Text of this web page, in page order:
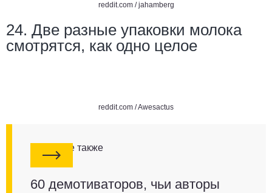
reddit.com /jahamberg
24. Две разные упаковки молока
смотрятся, как одно целое
reddit.com /Awesactus
Смотрите также
60 демотиваторов, чьи авторы